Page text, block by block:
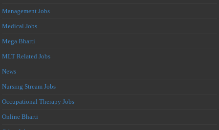
Management Jobs
Medical Jobs
Mega Bharti
MLT Related Jobs
News
Nursing Stream Jobs
Occupational Therapy Jobs
Online Bharti